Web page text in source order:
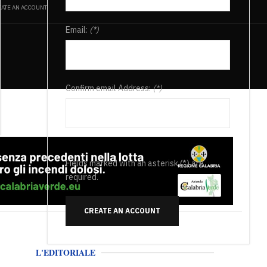
AN ACCOUNT
Email: (*)
Confirm email Address:(*)
Fields marked with an asterisk (*) are
required.
CREATE AN ACCOUNT
L'EDITORIALE